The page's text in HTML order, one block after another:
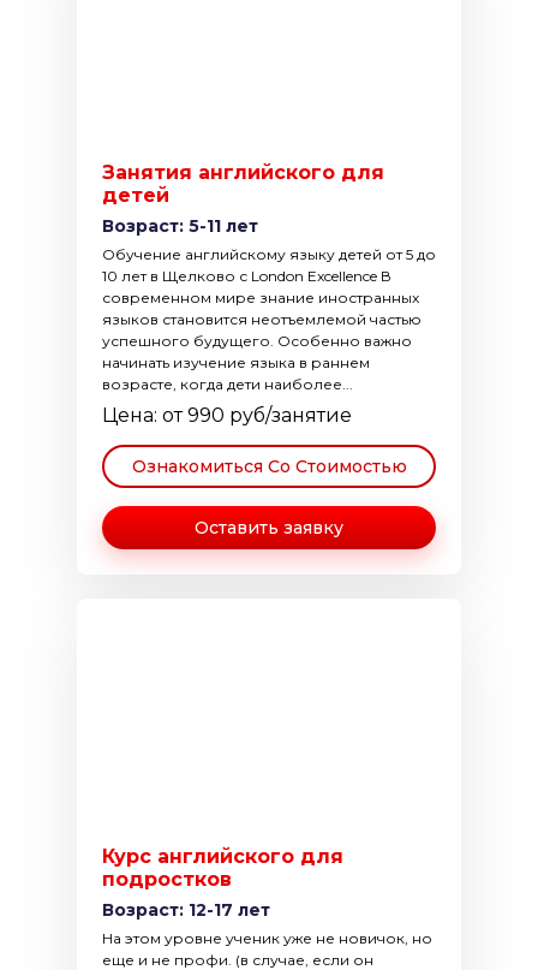
Занятия английского для
детей
Возраст: 5-11 лет
Обучение английскому языку детей от 5 до
10 лет в Щелково с London Excellence В
современном мире знание иностранных
языков становится неотъемлемой частью
успешного будущего. Особенно важно
начинать изучение языка в раннем
возрасте, когда дети наиболее...
Цена: от 990 руб/занятие
Ознакомиться Со Стоимостью
Оставить заявку
Курс английского для
подростков
Возраст: 12-17 лет
На этом уровне ученик уже не новичок, но
еще и не профи. (в случае, если он